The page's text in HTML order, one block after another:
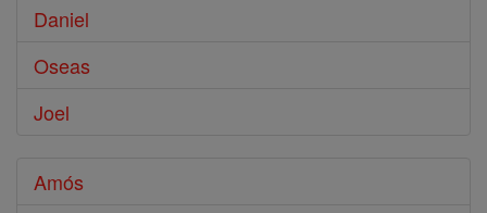
Daniel
Oseas
Joel
Amós